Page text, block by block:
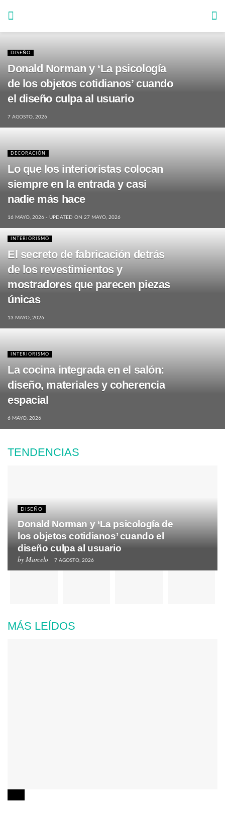
DISEÑO
Donald Norman y ‘La psicología
de los objetos cotidianos’ cuando
el diseño culpa al usuario
7 AGOSTO, 2026
DECORACIÓN
Lo que los interioristas colocan
siempre en la entrada y casi
nadie más hace
16 MAYO, 2026 - UPDATED ON 27 MAYO, 2026
INTERIORISMO
El secreto de fabricación detrás
de los revestimientos y
mostradores que parecen piezas
únicas
13 MAYO, 2026
INTERIORISMO
La cocina integrada en el salón:
diseño, materiales y coherencia
espacial
6 MAYO, 2026
TENDENCIAS
DISEÑO
Donald Norman y ‘La psicología de
los objetos cotidianos’ cuando el
diseño culpa al usuario
byMarcelo 7 AGOSTO, 2026
MÁS LEÍDOS